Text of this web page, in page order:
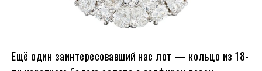
Ещё один заинтересовавший нас лот — кольцо из 18-